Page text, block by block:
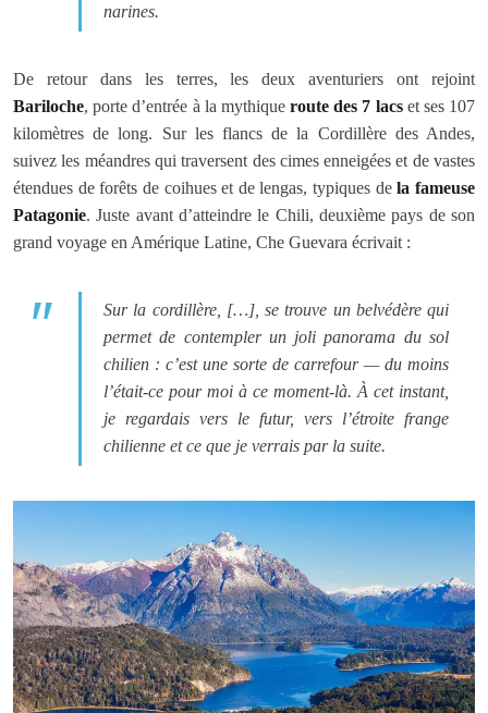
narines.
De retour dans les terres, les deux aventuriers ont rejoint
Bariloche, porte d’entrée à la mythique route des 7 lacset ses 107
kilomètres de long. Sur les flancs de la Cordillère des Andes,
suivez les méandres qui traversent des cimes enneigées et de vastes
étendues de forêts de coihues et de lengas, typiques dela fameuse
Patagonie. Juste avant d’atteindre le Chili, deuxième pays de son
grand voyage en Amérique Latine, Che Guevara écrivait :
Sur la cordillère, […], se trouve un belvédère qui
permet de contempler un joli panorama du sol
chilien : c’est une sorte de carrefour — du moins
l’était-ce pour moi à ce moment-là. À cet instant,
je regardais vers le futur, vers l’étroite frange
chilienne et ce que je verrais par la suite.